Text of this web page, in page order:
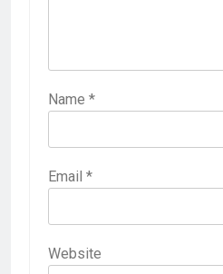
Name *
Email *
Website